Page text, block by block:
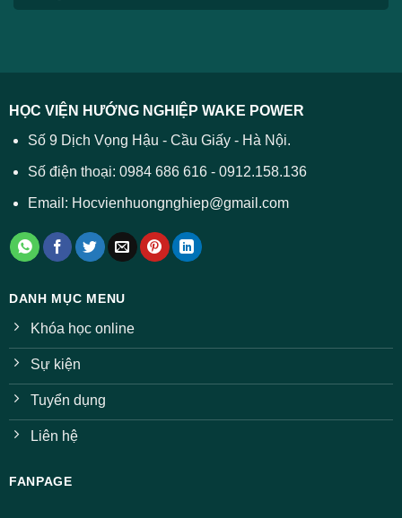
HỌC VIỆN HƯỚNG NGHIỆP WAKE POWER
Số 9 Dịch Vọng Hậu - Cầu Giấy - Hà Nội.
Số điện thoại: 0984 686 616 - 0912.158.136
Email: Hocvienhuongnghiep@gmail.com
DANH MỤC MENU
Khóa học online
Sự kiện
Tuyển dụng
Liên hệ
FANPAGE